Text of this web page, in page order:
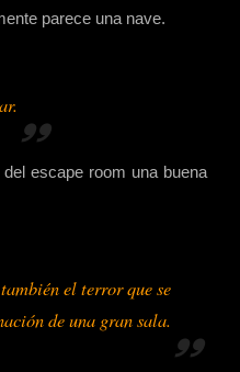
parece una nave.
.
escape room una buena
el terror que se
de una gran sala.